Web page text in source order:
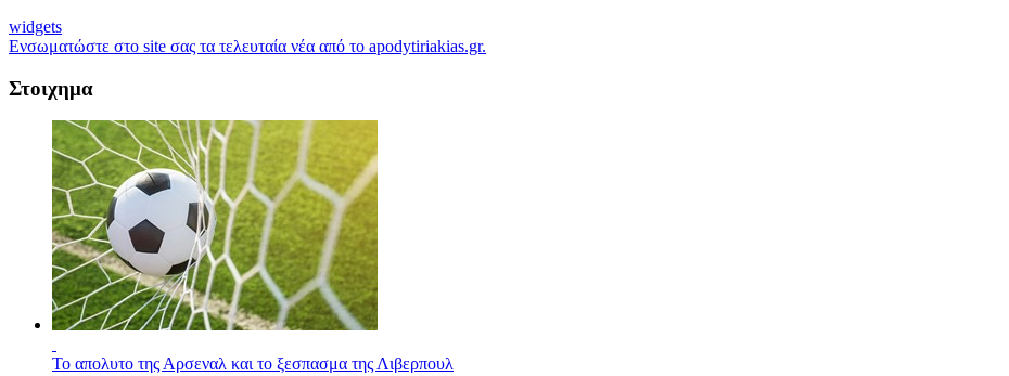
widgets
Ενσωματώστε στο site σας τα τελευταία νέα από το apodytiriakias.gr.
Στοιχημα
Το απολυτο της Αρσεναλ και το ξεσπασμα της Λιβερπουλ